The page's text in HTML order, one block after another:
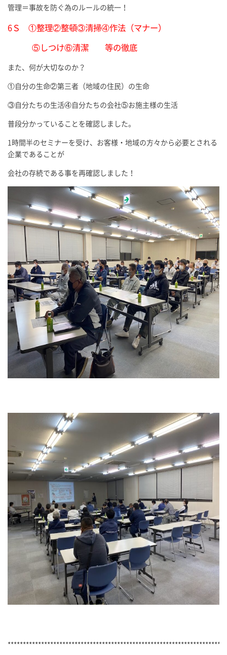
管理＝事故を防ぐ為のルールの統一！
6Ｓ ①整理②整頓③清掃④作法（マナー）
⑤しつけ⑥清潔 等の徹底
また、何が大切なのか？
①自分の生命②第三者（地域の住民）の生命
③自分たちの生活④自分たちの会社⑤お施主様の生活
普段分かっていることを確認しました。
1時間半のセミナーを受け、お客様・地域の方々から必要とされる
企業であることが
会社の存続である事を再確認しました！
***********************************************************************